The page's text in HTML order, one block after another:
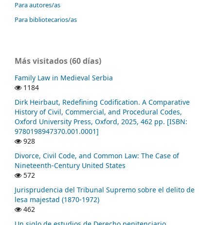
Para autores/as
Para bibliotecarios/as
Más visitados (60 días)
Family Law in Medieval Serbia
1184
Dirk Heirbaut, Redefining Codification. A Comparative
History of Civil, Commercial, and Procedural Codes,
Oxford University Press, Oxford, 2025, 462 pp. [ISBN:
9780198947370.001.0001]
928
Divorce, Civil Code, and Common Law: The Case of
Nineteenth-Century United States
572
Jurisprudencia del Tribunal Supremo sobre el delito de
lesa majestad (1870-1972)
462